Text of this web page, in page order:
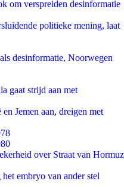
om verspreiden desinformatie
politieke mening, laat
desinformatie, Noorwegen
gaat strijd aan met
Jemen aan, dreigen met
over Straat van Hormuz
embryo van ander stel